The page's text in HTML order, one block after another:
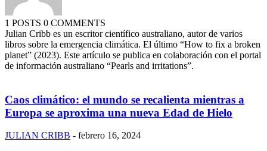
1 POSTS 0 COMMENTS
Julian Cribb es un escritor científico australiano, autor de varios
libros sobre la emergencia climática. El último “How to fix a broken
planet” (2023). Este artículo se publica en colaboración con el portal
de información australiano “Pearls and irritations”.
Caos climático: el mundo se recalienta mientras a
Europa se aproxima una nueva Edad de Hielo
JULIAN CRIBB - febrero 16, 2024